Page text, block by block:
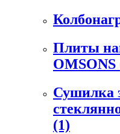
Плиты
OMSONS
Сушилка
(1)